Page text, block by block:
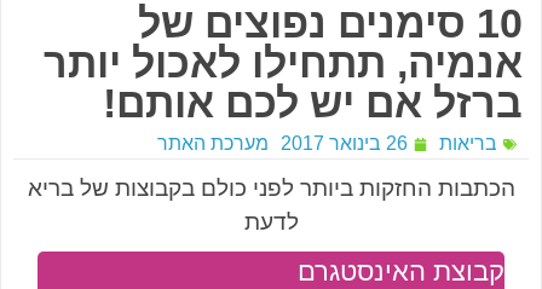
10 סימנים נפוצים של
אנמיה, תתחילו לאכול יותר
ברזל אם יש לכם אותם!
בריאות 26 בינואר 2017 מערכת האתר
הכתבות החזקות ביותר לפני כולם בקבוצות של בריא
לדעת
קבוצת האינסטגרם